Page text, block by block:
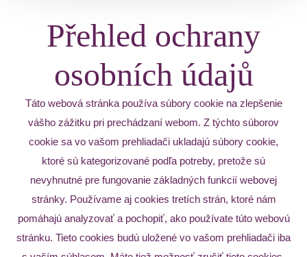
Přehled ochrany
osobních údajů
Táto webová stránka používa súbory cookie na zlepšenie
vášho zážitku pri prechádzaní webom. Z týchto súborov
cookie sa vo vašom prehliadači ukladajú súbory cookie,
ktoré sú kategorizované podľa potreby, pretože sú
nevyhnutné pre fungovanie základných funkcií webovej
stránky. Používame aj cookies tretích strán, ktoré nám
pomáhajú analyzovať a pochopiť, ako používate túto webovú
stránku. Tieto cookies budú uložené vo vašom prehliadači iba